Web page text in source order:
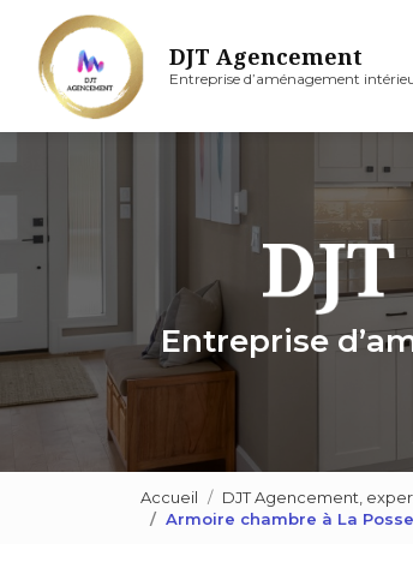
contenu
principal
DJT Agencement
Entreprise d’aménagement
Entreprise
Accueil DJT Agencement,
Armoire chambre à La